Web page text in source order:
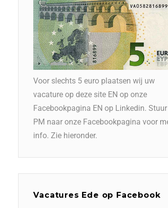
Voor slechts 5 euro plaatsen wij uw
vacature op deze site EN op onze
Facebookpagina EN op Linkedin. Stuur
PM naar onze Facebookpagina voor
info. Zie hieronder.
Vacatures Ede op Facebook